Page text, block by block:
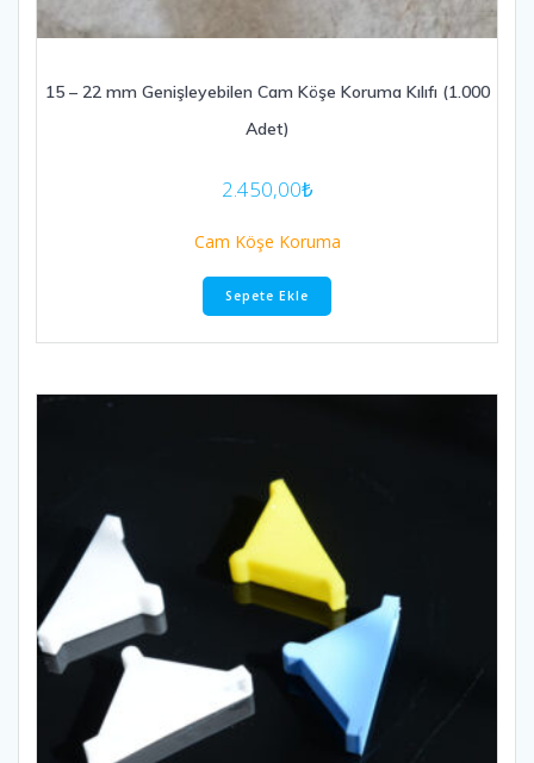
15 – 22 mm Genişleyebilen Cam Köşe Koruma Kılıfı (1.000
Adet)
2.450,00₺
Cam Köşe Koruma
Sepete Ekle